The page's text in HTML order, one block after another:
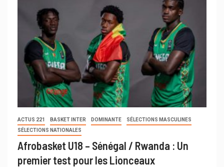
ACTUS 221 BASKET INTER DOMINANTE
SÉLECTIONS MASCULINES
SÉLECTIONS NATIONALES
Afrobasket U18 – Sénégal / Rwanda : Un
premier test pour les Lionceaux